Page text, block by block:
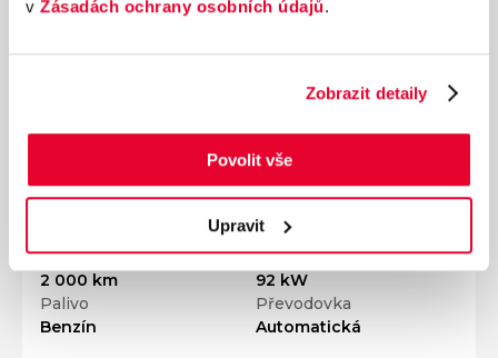
v Zásadách ochrany osobních údajů.
Zobrazit detaily
Povolit vše
Upravit
Ročník2026
FORD Puma 1,0 Bluecruise Edition, 92 kW
Nájezd
2 000 km
Výkon
92 kW
Palivo
Benzín
Převodovka
Automatická